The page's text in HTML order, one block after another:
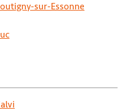
sur-Essonne